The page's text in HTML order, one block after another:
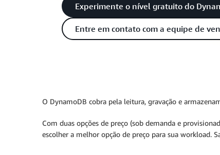
Experimente o nível gratuito do
Entre em contato com a equipe de
O DynamoDB cobra pela leitura, gravação e
Com duas opções de preço (sob demanda e
escolher a melhor opção de preço para sua workload.